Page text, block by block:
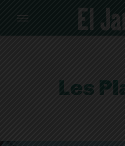
Les